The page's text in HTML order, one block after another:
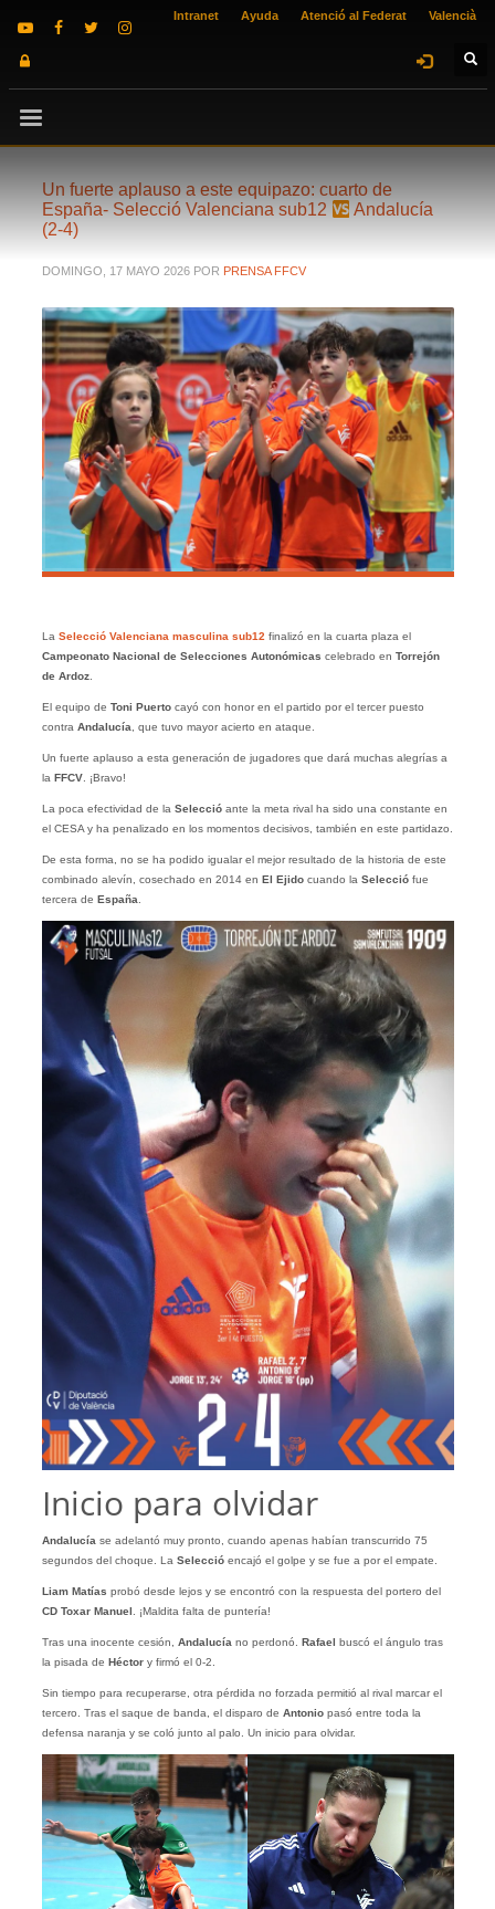
Intranet Ayuda Atenció al Federat Valencià
Un fuerte aplauso a este equipazo: cuarto de
España- Selecció Valenciana sub12
Andalucía
(2-4)
DOMINGO, 17 MAYO 2026 POR PRENSA FFCV
La Selecció Valenciana masculina sub12 finalizó en la cuarta plaza el
Campeonato Nacional de Selecciones Autonómicas celebrado en Torrejón
de Ardoz.
El equipo de Toni Puertocayó con honor en el partido por el tercer puesto
contra Andalucía , que tuvo mayor acierto en ataque.
Un fuerte aplauso a esta generación de jugadores que dará muchas alegrías a
la FFCV. ¡Bravo!
La poca efectividad de la Seleccióante la meta rival ha sido una constante en
el CESA y ha penalizado en los momentos decisivos, también en este partidazo.
De esta forma, no se ha podido igualar el mejor resultado de la historia de este
combinado alevín, cosechado en 2014 en El Ejidocuando la Selecciófue
tercera de España
Inicio para olvidar
Andalucíase adelantó muy pronto, cuando apenas habían transcurrido 75
segundos del choque. La Seleccióencajó el golpe y se fue a por el empate.
Liam Matías probó desde lejos y se encontró con la respuesta del portero del
CD Toxar Manuel . ¡Maldita falta de puntería!
Tras una inocente cesión, Andalucíano perdonó. Rafael
buscó el ángulo tras
la pisada de Héctory firmó el 0-2.
Sin tiempo para recuperarse, otra pérdida no forzada permitió al rival marcar el
tercero. Tras el saque de banda, el disparo de Antoniopasó entre toda la
defensa naranja y se coló junto al palo. Un inicio para olvidar.